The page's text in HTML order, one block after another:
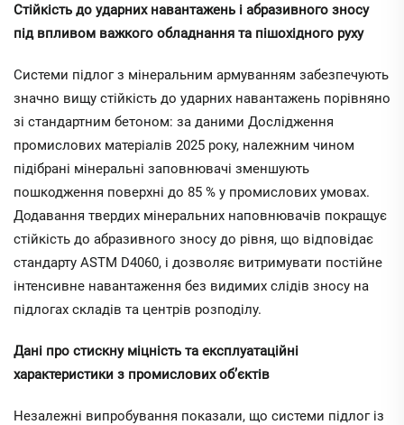
Стійкість до ударних навантажень і абразивного зносу
під впливом важкого обладнання та пішохідного руху
Системи підлог з мінеральним армуванням забезпечують
значно вищу стійкість до ударних навантажень порівняно
зі стандартним бетоном: за даними Дослідження
промислових матеріалів 2025 року, належним чином
підібрані мінеральні заповнювачі зменшують
пошкодження поверхні до 85 % у промислових умовах.
Додавання твердих мінеральних наповнювачів покращує
стійкість до абразивного зносу до рівня, що відповідає
стандарту ASTM D4060, і дозволяє витримувати постійне
інтенсивне навантаження без видимих слідів зносу на
підлогах складів та центрів розподілу.
Дані про стискну міцність та експлуатаційні
характеристики з промислових об’єктів
Незалежні випробування показали, що системи підлог із